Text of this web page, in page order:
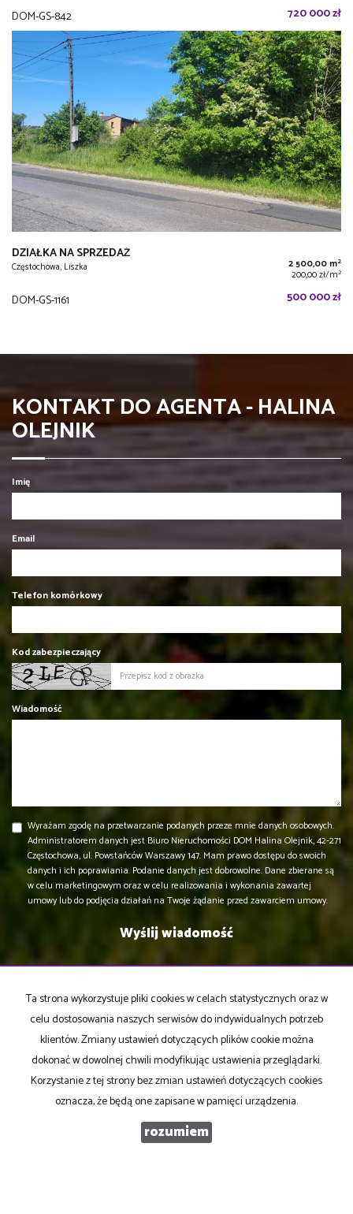
DOM-GS-842 720 000 zł
DZIAŁKA NA SPRZEDAŻ
Częstochowa, Liszka 2 500,00 m2
200,00 zł/m2
DOM-GS-1161 500 000 zł
KONTAKT DO AGENTA - HALINA
OLEJNIK
Imię
Email
Telefon komórkowy
Kod zabezpieczający
Wiadomość
Wyrażam zgodę na przetwarzanie podanych przeze mnie danych osobowych.
Administratorem danych jest Biuro Nieruchomości DOM Halina Olejnik, 42-271
Częstochowa, ul. Powstańców Warszawy 147. Mam prawo dostępu do swoich
danych i ich poprawiania. Podanie danych jest dobrowolne. Dane zbierane są
w celu marketingowym oraz w celu realizowania i wykonania zawartej
umowy lub do podjęcia działań na Twoje żądanie przed zawarciem umowy.
Biuro Nieruchomości DOM
Halina Olejnik
42-217 Częstochowa
ul. Racławicka 4 lok 5
606 31 42 16, 500 472 921, 517 254 749
Ta strona wykorzystuje pliki cookies w celach statystycznych oraz w
celu dostosowania naszych serwisów do indywidualnych potrzeb
klientów. Zmiany ustawień dotyczących plików cookie można
dokonać w dowolnej chwili modyfikując ustawienia przeglądarki.
Korzystanie z tej strony bez zmian ustawień dotyczących cookies
oznacza, że będą one zapisane w pamięci urządzenia.
rozumiem